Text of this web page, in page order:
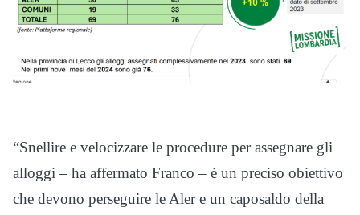
“Snellire e velocizzare le procedure per assegnare gli
alloggi – ha affermato Franco – è un preciso obiettivo
che devono perseguire le Aler e un caposaldo della